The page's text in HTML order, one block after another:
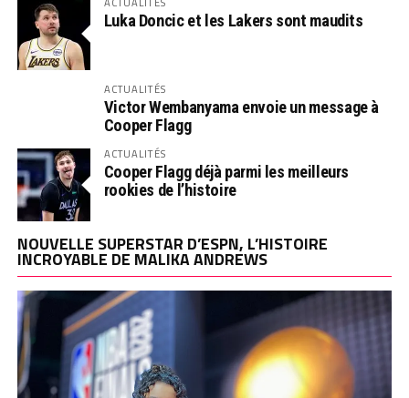
Luka Doncic et les Lakers sont maudits
ACTUALITÉS
Victor Wembanyama envoie un message à
Cooper Flagg
ACTUALITÉS
Cooper Flagg déjà parmi les meilleurs
rookies de l’histoire
NOUVELLE SUPERSTAR D’ESPN, L’HISTOIRE
INCROYABLE DE MALIKA ANDREWS